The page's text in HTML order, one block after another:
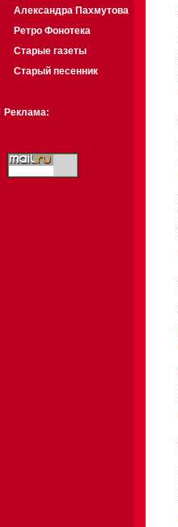
Александра Пахмутова
Ретро Фонотека
Старые газеты
Старый песенник
Реклама: